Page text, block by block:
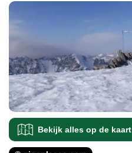
Bekijk alles op de kaart